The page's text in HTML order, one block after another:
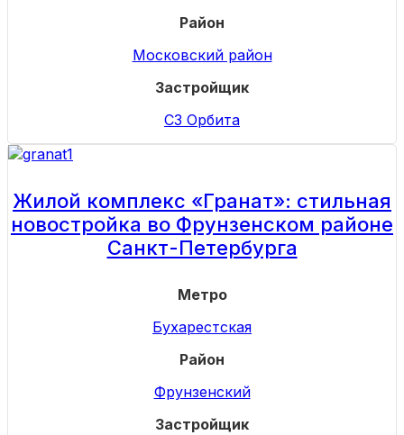
Район
Московский район
Застройщик
СЗ Орбита
Жилой комплекс «Гранат»: стильная
новостройка во Фрунзенском районе
Санкт-Петербурга
Метро
Бухарестская
Район
Фрунзенский
Застройщик